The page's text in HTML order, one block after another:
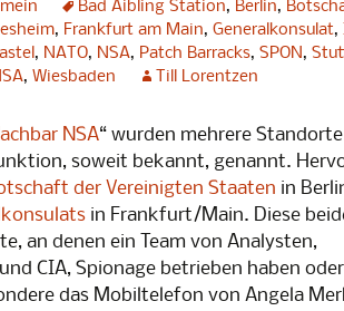
Albträume:
Konferenz
Grundrechte
im Weltall
Konferenz
Bad Aibling Station, Berlin,
, Frankfurt am Main, Generalkonsulat,
, NATO, NSA, Patch Barracks, SPON,
, Wiesbaden Till Lorentzen
NSA“ wurden mehrere
soweit bekannt, genannt.
der Vereinigten Staaten in
in Frankfurt/Main. Diese
an denen ein Team von Analysten,
CIA, Spionage betrieben haben
das Mobiltelefon von Angela